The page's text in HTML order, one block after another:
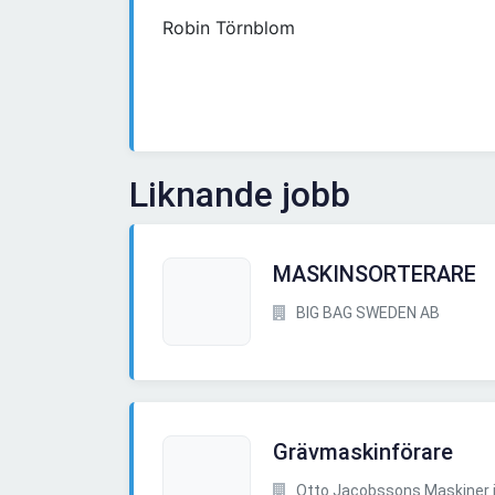
Robin Törnblom
Liknande jobb
MASKINSORTERARE
BIG BAG SWEDEN AB
Grävmaskinförare
Otto Jacobssons Maskiner